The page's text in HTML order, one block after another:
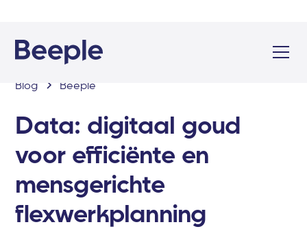
Blog Beeple
Data: digitaal goud
voor efficiënte en
mensgerichte
flexwerkplanning